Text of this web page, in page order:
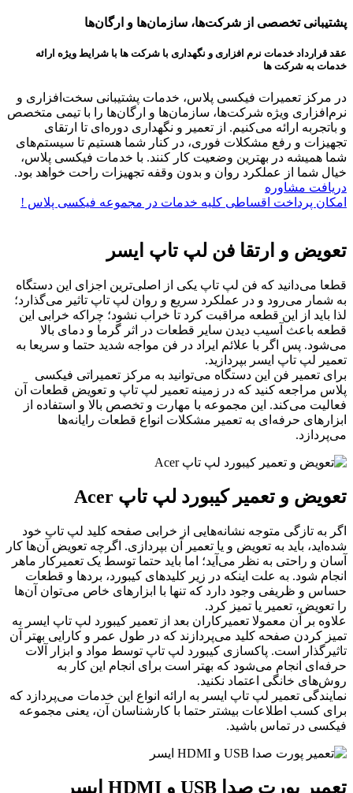
پشتیبانی تخصصی از شرکت‌ها، سازمان‌ها و ارگان‌ها
عقد قرارداد خدمات نرم افزاری و نگهداری با شرکت ها با شرایط ویژه ارائه
خدمات به شرکت ها
در مرکز تعمیرات فیکسی پلاس، خدمات پشتیبانی سخت‌افزاری و
نرم‌افزاری ویژه شرکت‌ها، سازمان‌ها و ارگان‌ها را با تیمی متخصص
و باتجربه ارائه می‌کنیم. از تعمیر و نگهداری دوره‌ای تا ارتقای
تجهیزات و رفع مشکلات فوری، در کنار شما هستیم تا سیستم‌های
شما همیشه در بهترین وضعیت کار کنند. با خدمات فیکسی پلاس،
خیال شما از عملکرد روان و بدون وقفه تجهیزات راحت خواهد بود.
دریافت مشاوره
امکان پرداخت اقساطی کلیه خدمات در مجموعه فیکسی پلاس !
تعویض و ارتقا فن لپ تاپ ایسر
قطعا می‌دانید که فن لپ تاپ یکی از اصلی‌ترین اجزای این دستگاه
به شمار می‌رود و در عملکرد سریع و روان لپ‌ تاپ تاثیر می‌گذارد؛
لذا باید از این قطعه مراقبت کرد تا خراب نشود؛ چراکه خرابی این
قطعه باعث آسیب دیدن سایر قطعات در اثر گرما و دمای بالا
می‌شود. پس اگر با علائم ایراد در فن مواجه شدید حتما و سریعا به
تعمیر لپ تاپ ایسر بپردازید.
برای تعمیر فن این دستگاه می‌توانید به مرکز تعمیراتی فیکسی
پلاس مراجعه کنید که در زمینه تعمیر لپ تاپ و تعویض قطعات آن
فعالیت می‌کند. این مجموعه با مهارت و تخصص بالا و استفاده از
ابزارهای حرفه‌ای به تعمیر مشکلات انواع قطعات رایانه‌ها
می‌پردازد.
تعویض و تعمیر کیبورد لپ تاپ Acer
اگر به تازگی متوجه نشانه‌هایی از خرابی صفحه کلید لپ ‌تاپ خود
شده‌اید، باید به تعویض و یا تعمیر آن بپردازی. اگرچه تعویض آن‌ها کار
آسان و راحتی به نظر می‌آید؛ اما باید حتما توسط یک تعمیرکار ماهر
انجام شود. به علت اینکه در زیر کلیدهای کیبورد، بردها و قطعات
حساس و ظریفی وجود دارد که تنها با ابزارهای خاص می‌توان آن‌ها
را تعویض، تعمیر یا تمیز کرد.
علاوه بر آن معمولا تعمیرکاران بعد از تعمیر کیبورد لپ تاپ ایسر به
تمیز کردن صفحه کلید می‌پردازند که در طول عمر و کارایی بهتر آن
تاثیرگذار است. پاکسازی کیبورد لپ تاپ توسط مواد و ابزار آلات
حرفه‌ای انجام می‌شود که بهتر است برای انجام این کار به
روش‌های خانگی اعتماد نکنید.
نمایندگی تعمیر لپ تاپ ایسر به ارائه انواع این خدمات می‌پردازد که
برای کسب اطلاعات بیشتر حتما با کارشناسان آن، یعنی مجموعه
فیکسی در تماس باشید.
تعمیر پورت صدا USB و HDMI ایسر